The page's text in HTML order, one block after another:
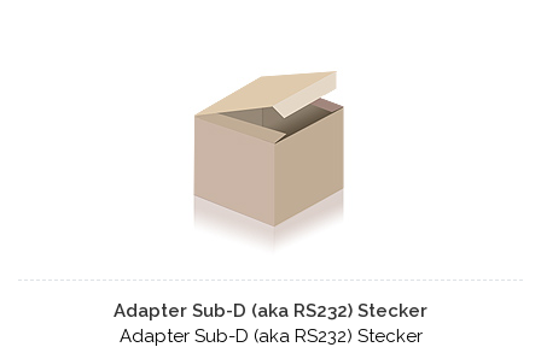
Adapter Sub-D (aka RS232) Stecker
Adapter Sub-D (aka RS232) Stecker